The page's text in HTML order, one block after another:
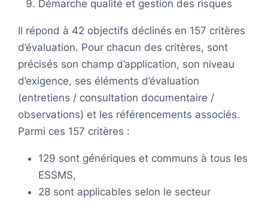
Démarche qualité et gestion des risques
Il répond à 42 objectifs déclinés en 157 critères
d’évaluation. Pour chacun des critères, sont
précisés son champ d’application, son niveau
d’exigence, ses éléments d’évaluation
(entretiens / consultation documentaire /
observations) et les référencements associés.
Parmi ces 157 critères :
129 sont génériques et communs à tous les
ESSMS,
28 sont applicables selon le secteur